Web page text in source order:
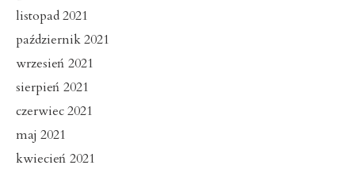
listopad 2021
październik 2021
wrzesień 2021
sierpień 2021
czerwiec 2021
maj 2021
kwiecień 2021